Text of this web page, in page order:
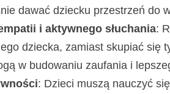
dawać dziecku przestrzeń do
i aktywnego słuchania:
dziecka, zamiast skupiać się
w budowaniu zaufania i
: Dzieci muszą nauczyć